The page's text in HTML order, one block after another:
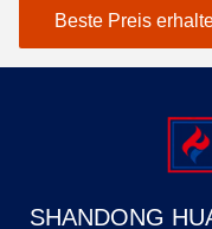
Hohe Zuverlässigkeit
Luftkühlung
Beste Preis
SHANDONG